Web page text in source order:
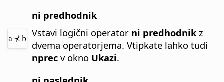
ni predhodnik
Vstavi logični operator ni predhodnik z
dvema operatorjema. Vtipkate lahko tudi
nprec v okno Ukazi.